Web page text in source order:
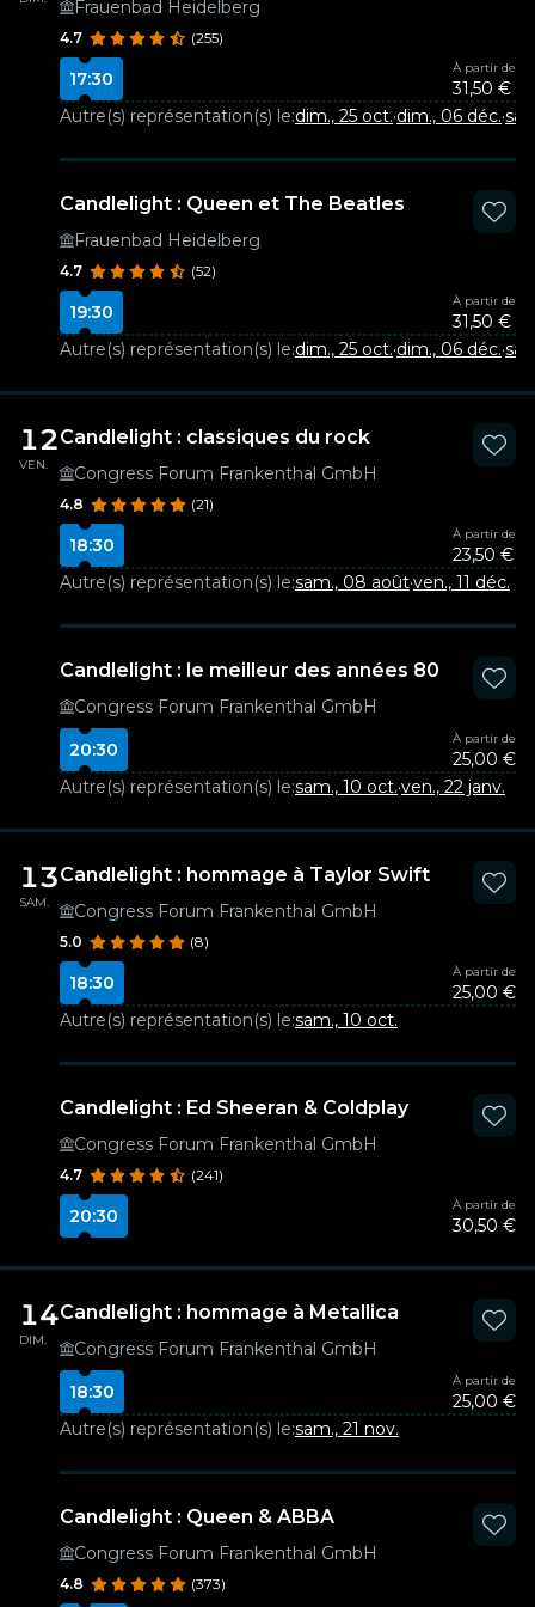
Frauenbad Heidelberg
4.7 (255)
17:30
À partir de
31,50 €
Autre(s) représentation(s) le:dim., 25 oct.·dim., 06 déc.·
Candlelight : Queen et The Beatles
Frauenbad Heidelberg
4.7 (52)
19:30
À partir de
31,50 €
Autre(s) représentation(s) le:dim., 25 oct.·dim., 06 déc.·
12
VEN.
Candlelight : classiques du rock
Congress Forum Frankenthal GmbH
4.8 (21)
18:30
À partir de
23,50 €
Autre(s) représentation(s) le:sam., 08 août·ven., 11 déc.
Candlelight : le meilleur des années 80
Congress Forum Frankenthal GmbH
20:30
À partir de
25,00 €
Autre(s) représentation(s) le:sam., 10 oct.·ven., 22 janv.
13
SAM.
Candlelight : hommage à Taylor Swift
Congress Forum Frankenthal GmbH
5.0 (8)
18:30
À partir de
25,00 €
Autre(s) représentation(s) le:sam., 10 oct.
Candlelight : Ed Sheeran & Coldplay
Congress Forum Frankenthal GmbH
4.7 (241)
20:30
À partir de
30,50 €
14
DIM.
Candlelight : hommage à Metallica
Congress Forum Frankenthal GmbH
18:30
À partir de
25,00 €
Autre(s) représentation(s) le:sam., 21 nov.
Candlelight : Queen & ABBA
Congress Forum Frankenthal GmbH
4.8 (373)